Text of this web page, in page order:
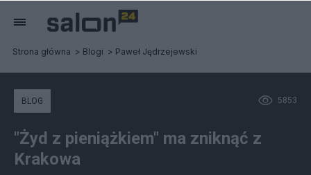
Strona główna Blogi Paweł Jędrzejewski
5853
BLOG
"Żyd z pieniążkiem" ma zniknąć z
Krakowa